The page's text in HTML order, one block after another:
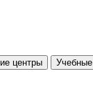
центры